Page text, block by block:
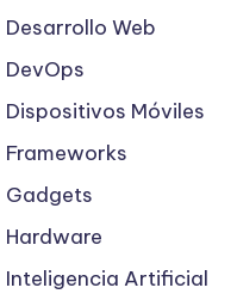
Desarrollo Web
DevOps
Dispositivos Móviles
Frameworks
Gadgets
Hardware
Inteligencia Artificial